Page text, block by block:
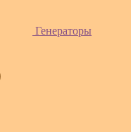
Генераторы